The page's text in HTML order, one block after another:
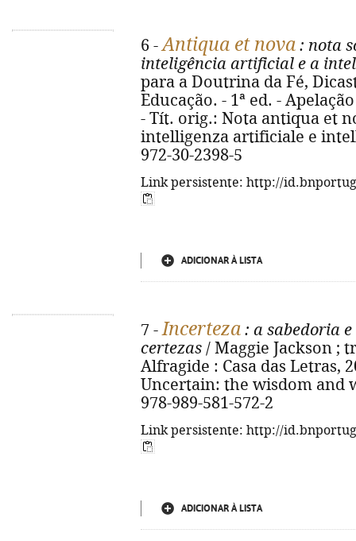
6 -Antiqua et nova : nota
inteligência artificial e a
para a Doutrina da Fé,
Educação. - 1ª ed. -
- Tít. orig.: Nota antiqua et
intelligenza artificiale e
972-30-2398-5
Link persistente: http://
ADICIONAR À LISTA
7 -Incerteza : a sabedoria
certezas / Maggie Jackson ;
Alfragide : Casa das Letras,
Uncertain: the wisdom and
978-989-581-572-2
Link persistente: http://
ADICIONAR À LISTA